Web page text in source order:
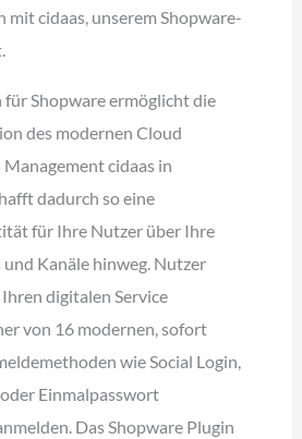
mit cidaas, unserem Shopware-
für Shopware ermöglicht die
des modernen Cloud
cidaas in
dadurch so eine
für Ihre Nutzer über Ihre
Kanäle hinweg. Nutzer
digitalen Service
von 16 modernen, sofort
wie Social Login,
Einmalpasswort
Das Shopware Plugin